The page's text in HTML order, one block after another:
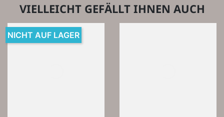
VIELLEICHT GEFÄLLT IHNEN AUCH
NICHT AUF LAGER